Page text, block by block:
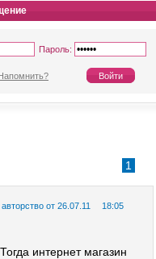
Пароль:
1
авторство от 26.07.11 18:05
интернет магазин